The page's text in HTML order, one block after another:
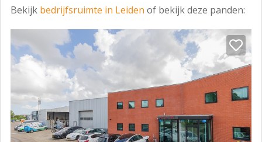
Op minder dan 500 m
LOCATIE / LIGGING
Bedrijventerrein
OPPERVLAKTE / INDELING
Het object heeft in totaal een oppervlakte van ca. 250
m² en is geheel gelegen op de begane grond.
PARKEERMOGELIJKHEDEN
Bekijk bedrijfsruimte in Leiden of bekijk deze panden: